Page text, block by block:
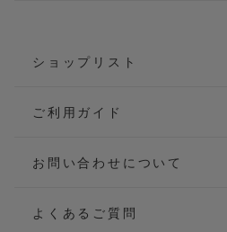
ショップリスト
ご利用ガイド
お問い合わせについて
よくあるご質問